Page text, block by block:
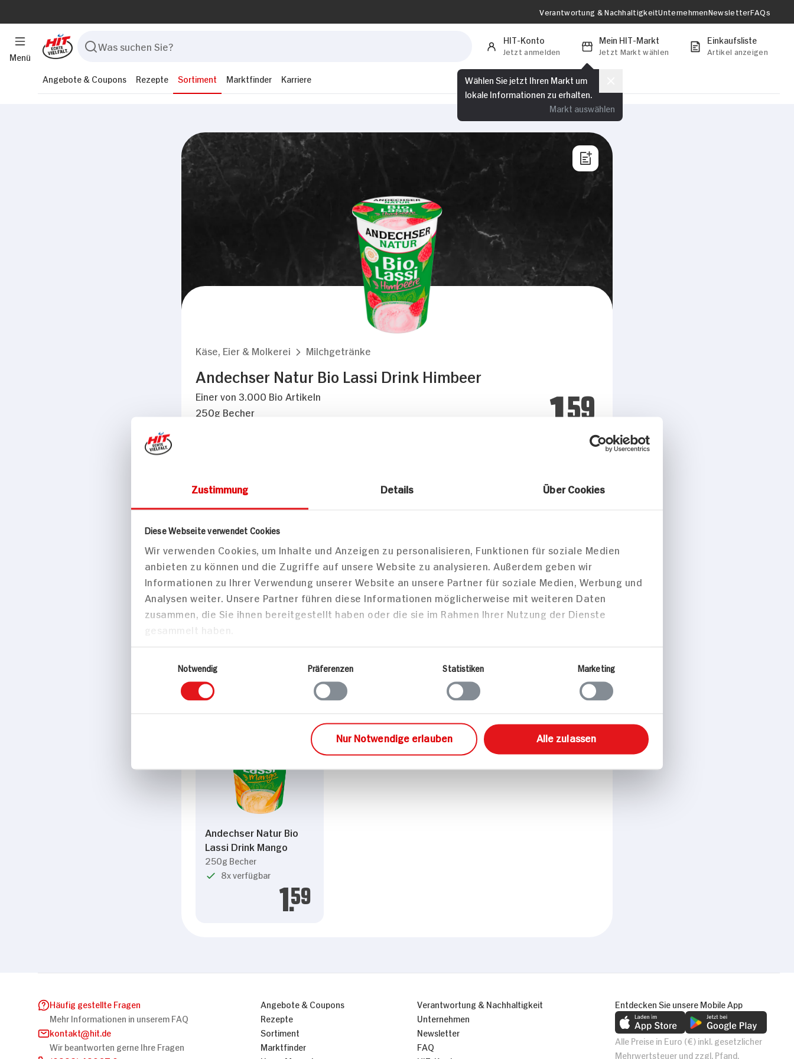
Zustimmung Details Über Cookies
Diese Webseite verwendet Cookies
Wir verwenden Cookies, um Inhalte und Anzeigen zu personalisieren, Funktionen für soziale Medien
anbieten zu können und die Zugriffe auf unsere Website zu analysieren. Außerdem geben wir
Informationen zu Ihrer Verwendung unserer Website an unsere Partner für soziale Medien, Werbung und
Analysen weiter. Unsere Partner führen diese Informationen möglicherweise mit weiteren Daten
zusammen, die Sie ihnen bereitgestellt haben oder die sie im Rahmen Ihrer Nutzung der Dienste
gesammelt haben.
Notwendig
Präferenzen Statistiken Marketing
Nur Notwendige erlauben Alle zulassen
Menü
Verantwortung & NachhaltigkeitUnternehmenNewsletterFAQs
HIT-Konto
Jetzt anmelden
Mein HIT-Markt
Jetzt Markt wählen
Wählen Sie jetzt Ihren Markt um
lokale Informationen zu erhalten.
Markt auswählen
Einkaufsliste
Artikel anzeigen
Angebote & Coupons Rezepte Sortiment Marktfinder Karriere
Käse, Eier & Molkerei Milchgetränke
Andechser Natur Bio Lassi Drink Himbeer
Einer von 3.000 Bio Artikeln
250g Becher
1.59
Bitte wählen Sie einen Markt aus,
Eigenschaften
BIO HIT Bioland
Marke
Weitere Artikel
Andechser Natur Bio
Lassi Drink Mango
250g Becher
8x verfügbar
1.59
Häufig gestellte Fragen
Mehr Informationen in unserem FAQ
kontakt
hit.de
Wir beantworten gerne Ihre Fragen
Angebote & Coupons
Rezepte
Sortiment
Marktfinder
Verantwortung & Nachhaltigkeit
Unternehmen
Newsletter
FAQ
Entdecken Sie unsere Mobile App
Alle Preise in Euro (€) inkl. gesetzlicher
Mehrwertsteuer und zzgl. Pfand.